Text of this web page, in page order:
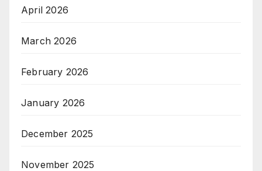
April 2026
March 2026
February 2026
January 2026
December 2025
November 2025